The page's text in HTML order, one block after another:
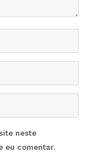
neste
eu comentar.